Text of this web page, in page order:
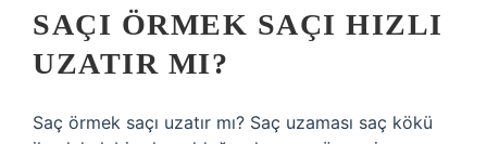
SAÇI ÖRMEK SAÇI HIZLI
UZATIR MI?
Saç örmek saçı uzatır mı? Saç uzaması saç kökü